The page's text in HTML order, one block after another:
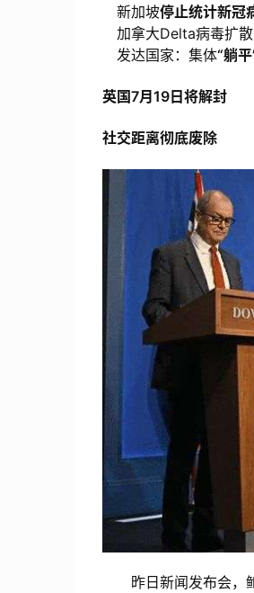
新加坡停止统计新冠
加拿大Delta病毒扩
发达国家：集体“躺
英国7月19日将解封
社交距离彻底废除
昨日新闻发布会，鲍